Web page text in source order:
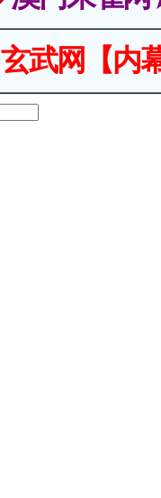
玄武网【内